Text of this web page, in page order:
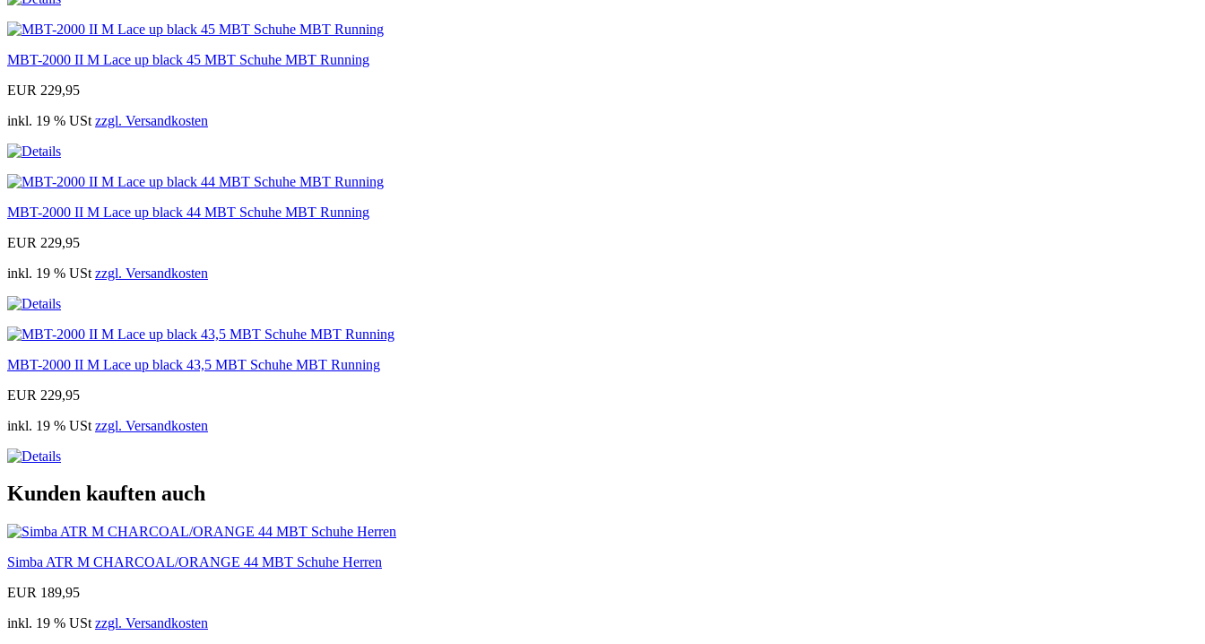
MBT-2000 II M Lace up black 45 MBT Schuhe MBT Running
EUR 229,95
inkl. 19 % USt zzgl. Versandkosten
MBT-2000 II M Lace up black 44 MBT Schuhe MBT Running
EUR 229,95
inkl. 19 % USt zzgl. Versandkosten
MBT-2000 II M Lace up black 43,5 MBT Schuhe MBT Running
EUR 229,95
inkl. 19 % USt zzgl. Versandkosten
Kunden kauften auch
Simba ATR M CHARCOAL/ORANGE 44 MBT Schuhe Herren
EUR 189,95
inkl. 19 % USt zzgl. Versandkosten